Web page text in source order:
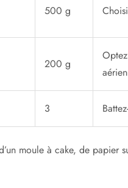
500 g
200 g
3
moule à cake, de papier